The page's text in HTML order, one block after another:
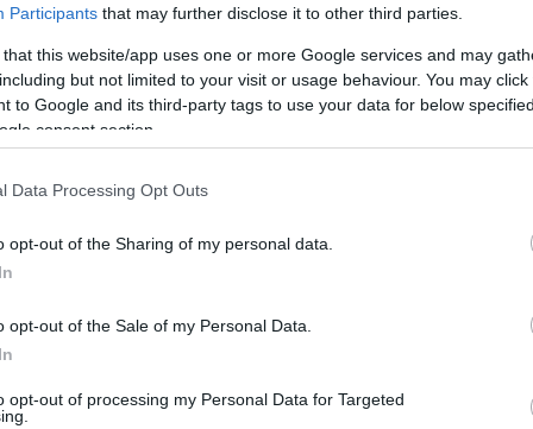
Participants that may further disclose it to other third parties.
that this website/app uses one or more Google services and may
but not limited to your visit or usage behaviour. You may
to Google and its third-party tags to use your data for below
consent section.
Data Processing Opt Outs
opt-out of the Sharing of my personal data.
opt-out of the Sale of my Personal Data.
opt-out of processing my Personal Data for Targeted
is a születésnapját III. Károly király
az uralkodó szerint a korai diagnózisnak, az
kezeléseinek intenzitásáta jövő évtől.